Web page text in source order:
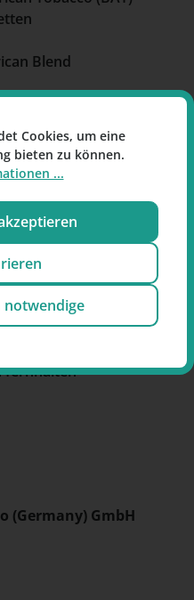
Blend
Teer, 0,5 mg Nikotin,
des
fernhalten
(Germany) GmbH
Cookies, um eine
bieten zu können.
...
notwendige